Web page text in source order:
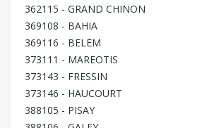
362115 - GRAND CHINON
369108 - BAHIA
369116 - BELEM
373111 - MAREOTIS
373143 - FRESSIN
373146 - HAUCOURT
388105 - PISAY